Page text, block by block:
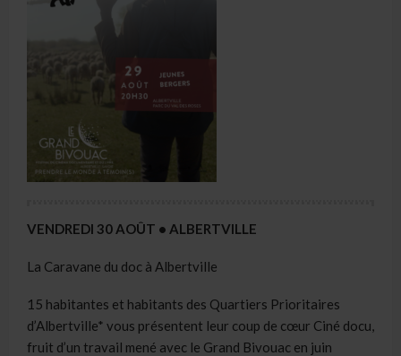
VENDREDI 30 AOÛT • ALBERTVILLE
La Caravane du doc à Albertville
15 habitantes et habitants des Quartiers Prioritaires
d’Albertville* vous présentent leur coup de cœur Ciné docu,
fruit d’un travail mené avec le Grand Bivouac en juin